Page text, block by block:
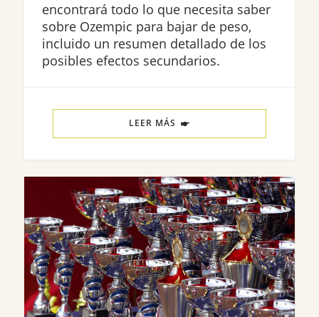
encontrará todo lo que necesita saber
sobre Ozempic para bajar de peso,
incluido un resumen detallado de los
posibles efectos secundarios.
LEER MÁS